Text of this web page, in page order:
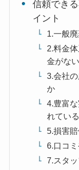
信頼でき
イント
1.一般
2.料金
金がな
3.会社
か
4.豊富
れてい
5.損害
6.口コ
7.スタ